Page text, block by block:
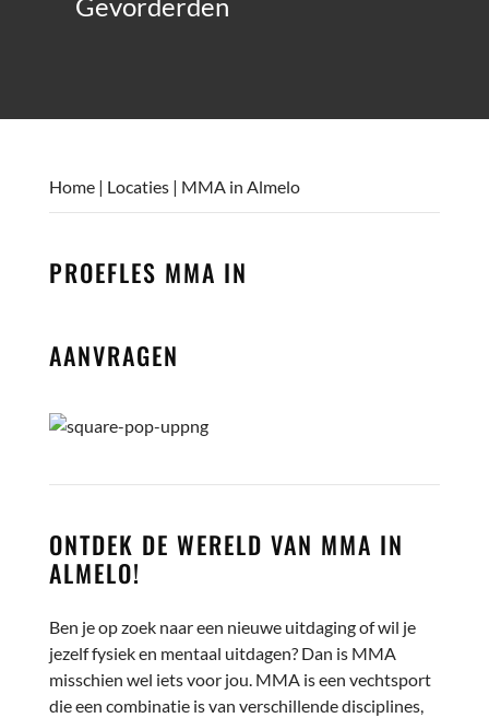
Home| Locaties| MMA in Almelo
PROEFLES MMA IN
AANVRAGEN
ONTDEK DE WERELD VAN MMA IN
ALMELO!
Ben je op zoek naar een nieuwe uitdaging of wil je
jezelf fysiek en mentaal uitdagen? Dan is MMA
misschien wel iets voor jou. MMA is een vechtsport
die een combinatie is van verschillende disciplines,